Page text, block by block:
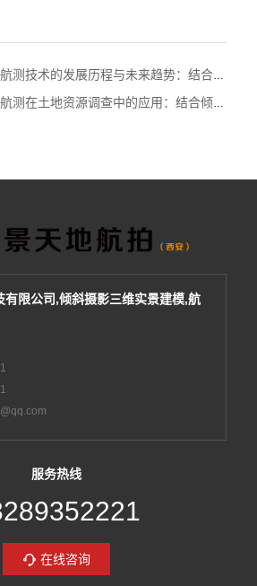
技术的发展历程与未来趋势：结合倾斜摄影技术
地资源调查中的应用：结合倾斜摄影技术的创新视角
有限公司,倾斜摄影三维实景建模,航
服务热线
在线咨询